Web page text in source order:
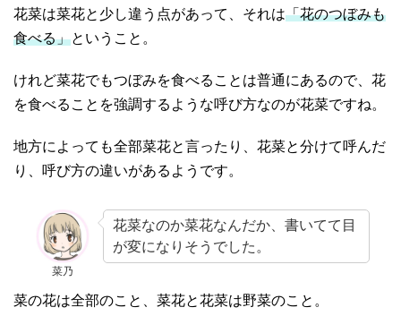
花菜は菜花と少し違う点があって、それは「花のつぼみも
食べる」ということ。
けれど菜花でもつぼみを食べることは普通にあるので、花
を食べることを強調するような呼び方なのが花菜ですね。
地方によっても全部菜花と言ったり、花菜と分けて呼んだ
り、呼び方の違いがあるようです。
菜乃
花菜なのか菜花なんだか、書いてて目
が変になりそうでした。
菜の花は全部のこと、菜花と花菜は野菜のこと。